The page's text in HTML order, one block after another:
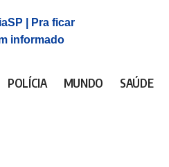
POLÍCIA MUNDO SAÚDE